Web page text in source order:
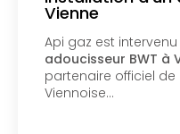
web
Api Gaz à Vienne
support de
sociétéBIIM COM .
agréable visite, si